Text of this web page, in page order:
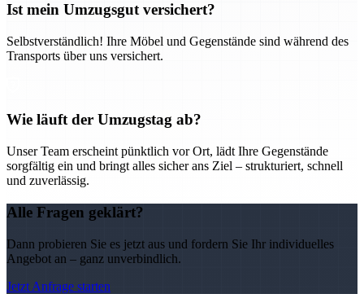
Ist mein Umzugsgut versichert?
Selbstverständlich! Ihre Möbel und Gegenstände sind während des
Transports über uns versichert.
Wie läuft der Umzugstag ab?
Unser Team erscheint pünktlich vor Ort, lädt Ihre Gegenstände
sorgfältig ein und bringt alles sicher ans Ziel – strukturiert, schnell
und zuverlässig.
Alle Fragen geklärt?
Dann probieren Sie es jetzt aus und fordern Sie Ihr individuelles
Angebot an – ganz unverbindlich.
Jetzt Anfrage starten